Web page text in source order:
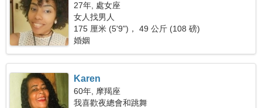
27年, 處女座
女人找男人
175 厘米 (5'9")， 49 公斤 (108 磅)
婚姻
Karen
60年, 摩羯座
我喜歡夜總會和跳舞